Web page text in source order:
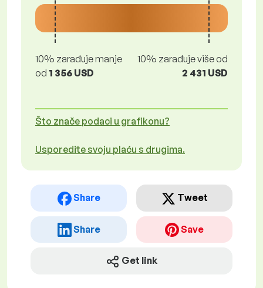
10% zarađuje manje
od 1 356 USD
10% zarađuje više od
2 431 USD
Što znače podaci u grafikonu?
Usporedite svoju plaću s drugima.
Share Tweet
Share Save
Get link